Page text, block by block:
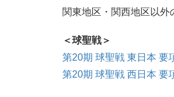
関東地区・関西地区以外
＜球聖戦＞
第20期 球聖戦 東日本 要
第20期 球聖戦 西日本 要